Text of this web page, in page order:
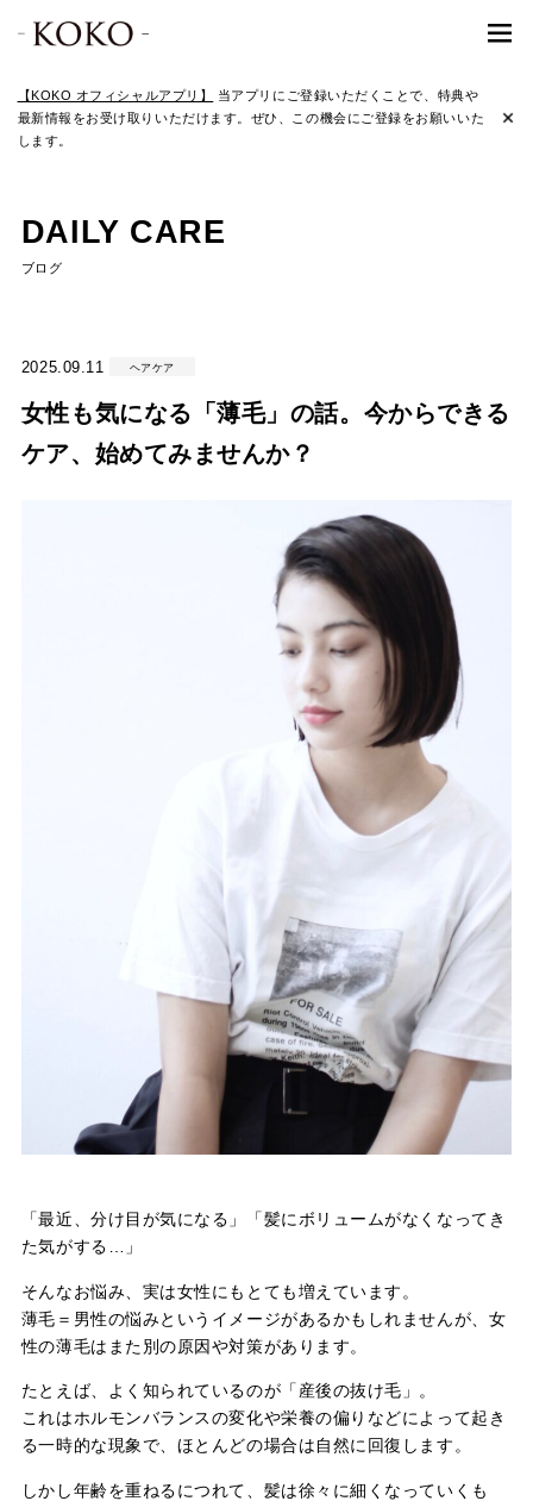
【KOKO オフィシャルアプリ】
当アプリにご登録いただくことで、特典や
最新情報をお受け取りいただけます。ぜひ、この機会にご登録をお願いいた
します。
DAILY CARE
ブログ
2025.09.11 ヘアケア
女性も気になる「薄毛」の話。今からできる
ケア、始めてみませんか？
「最近、分け目が気になる」「髪にボリュームがなくなってき
た気がする…」
そんなお悩み、実は女性にもとても増えています。
薄毛＝男性の悩みというイメージがあるかもしれませんが、女
性の薄毛はまた別の原因や対策があります。
たとえば、よく知られているのが「産後の抜け毛」。
これはホルモンバランスの変化や栄養の偏りなどによって起き
る一時的な現象で、ほとんどの場合は自然に回復します。
しかし年齢を重ねるにつれて、髪は徐々に細くなっていくも